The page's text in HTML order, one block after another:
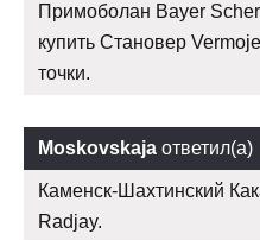
Примоболан Bayer
купить Становер
точки.
Moskovskaja ответил(а)
Каменск-Шахтинский
Radjay.